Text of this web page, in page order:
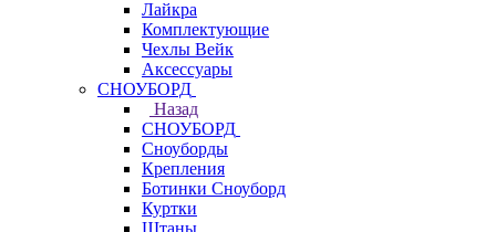
Лайкра
Комплектующие
Чехлы Вейк
Аксессуары
СНОУБОРД
Назад
СНОУБОРД
Сноуборды
Крепления
Ботинки Сноуборд
Куртки
Штаны